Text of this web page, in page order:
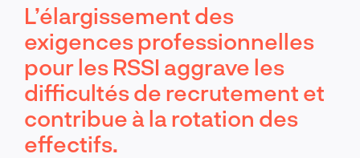
L’élargissement des
exigences professionnelles
pour les RSSI aggrave les
difficultés de recrutement et
contribue à la rotation des
effectifs.